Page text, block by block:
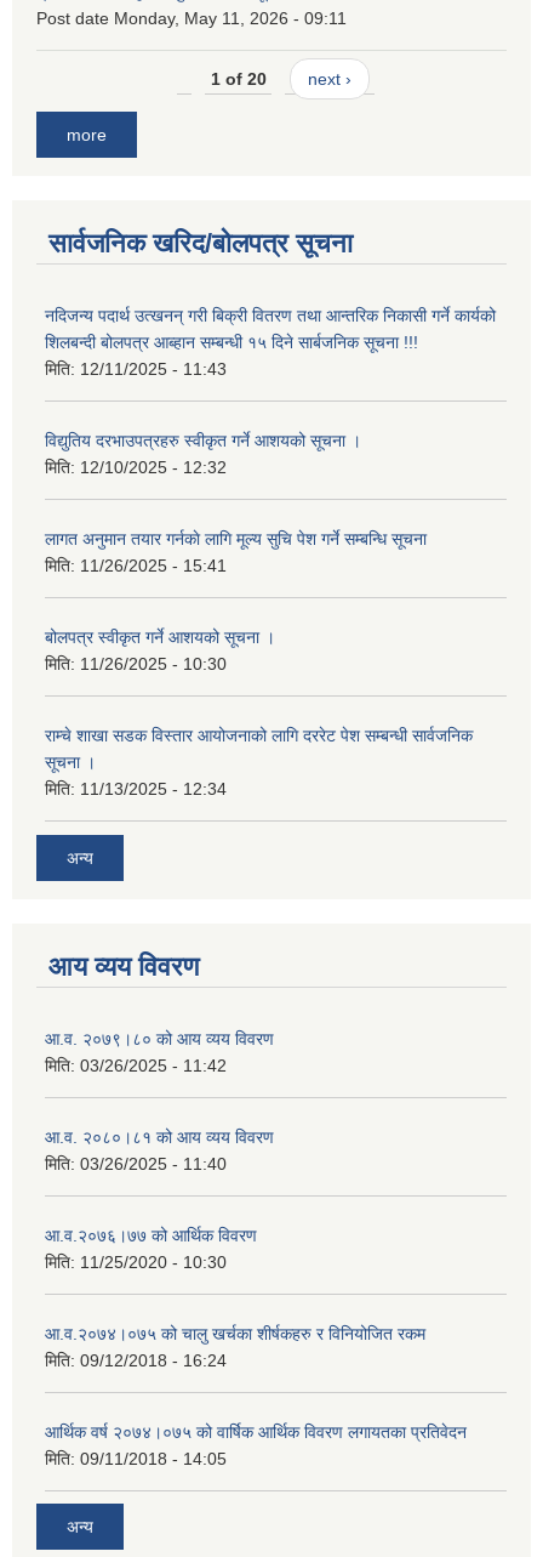
Post date Monday, May 11, 2026 - 09:11
1 of 20 next ›
more
सार्वजनिक खरिद/बोलपत्र सूचना
नदिजन्य पदार्थ उत्खनन् गरी बिक्री वितरण तथा आन्तरिक निकासी गर्ने कार्यको
शिलबन्दी बोलपत्र आब्हान सम्बन्धी १५ दिने सार्बजनिक सूचना !!!
मिति: 12/11/2025 - 11:43
विद्युतिय दरभाउपत्रहरु स्वीकृत गर्ने आशयको सूचना ।
मिति: 12/10/2025 - 12:32
लागत अनुमान तयार गर्नकाे लागि मूल्य सुचि पेश गर्ने सम्बन्धि सूचना
मिति: 11/26/2025 - 15:41
बोलपत्र स्वीकृत गर्ने आशयको सूचना ।
मिति: 11/26/2025 - 10:30
राम्चे शाखा सडक विस्तार आयोजनाको लागि दररेट पेश सम्बन्धी सार्वजनिक
सूचना ।
मिति: 11/13/2025 - 12:34
अन्य
आय व्यय विवरण
आ.व. २०७९।८० को आय व्यय विवरण
मिति: 03/26/2025 - 11:42
आ.व. २०८०।८१ को आय व्यय विवरण
मिति: 03/26/2025 - 11:40
आ.व.२०७६।७७ को आर्थिक विवरण
मिति: 11/25/2020 - 10:30
आ.व.२०७४।०७५ को चालु खर्चका शीर्षकहरु र विनियोजित रकम
मिति: 09/12/2018 - 16:24
आर्थिक वर्ष २०७४।०७५ को वार्षिक आर्थिक विवरण लगायतका प्रतिवेदन
मिति: 09/11/2018 - 14:05
अन्य